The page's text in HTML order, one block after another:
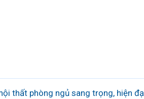
thất phòng ngủ sang trọng, hiện